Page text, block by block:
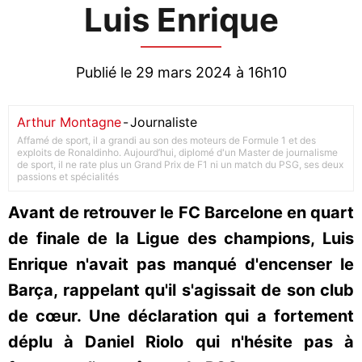
Luis Enrique
Publié le 29 mars 2024 à 16h10
Arthur Montagne-Journaliste
Affamé de sport, il a grandi au son des moteurs de Formule 1 et des
exploits de Ronaldinho. Aujourd’hui, diplomé d'un Master de journalisme
de sport, il ne rate plus un Grand Prix de F1 ni un match du PSG, ses deux
passions et spécialités
Avant de retrouver le FC Barcelone en quart
de finale de la Ligue des champions, Luis
Enrique n'avait pas manqué d'encenser le
Barça, rappelant qu'il s'agissait de son club
de cœur. Une déclaration qui a fortement
déplu à Daniel Riolo qui n'hésite pas à